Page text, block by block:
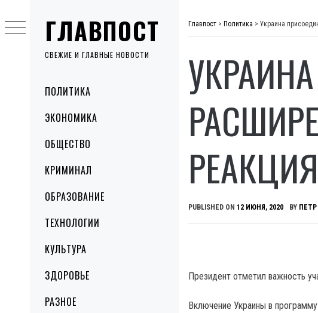
ГЛАВПОСТ
СВЕЖИЕ И ГЛАВНЫЕ НОВОСТИ
MenuПОЛИТИКА
ЭКОНОМИКА
ОБЩЕСТВО
КРИМИНАЛ
ОБРАЗОВАНИЕ
ТЕХНОЛОГИИ
КУЛЬТУРА
ЗДОРОВЬЕ
РАЗНОЕ
to
content
Главпост > Политика > Украина
PUBLISHED ON 12 ИЮНЯ, 2020 BY
Президент отметил важность
Включение Украины в